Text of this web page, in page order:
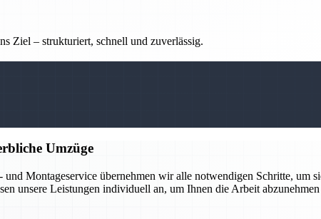
Ziel – strukturiert, schnell und zuverlässig.
Umzüge
Montageservice übernehmen wir alle notwendigen Schritte, um
unsere Leistungen individuell an, um Ihnen die Arbeit